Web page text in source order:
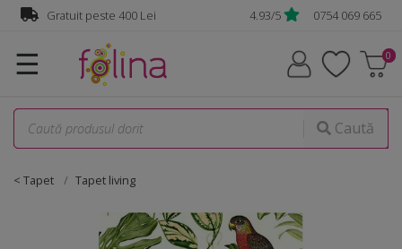
Gratuit peste 400 Lei 4.93/5 0754 069 665
☰
Caută
< Tapet Tapet living